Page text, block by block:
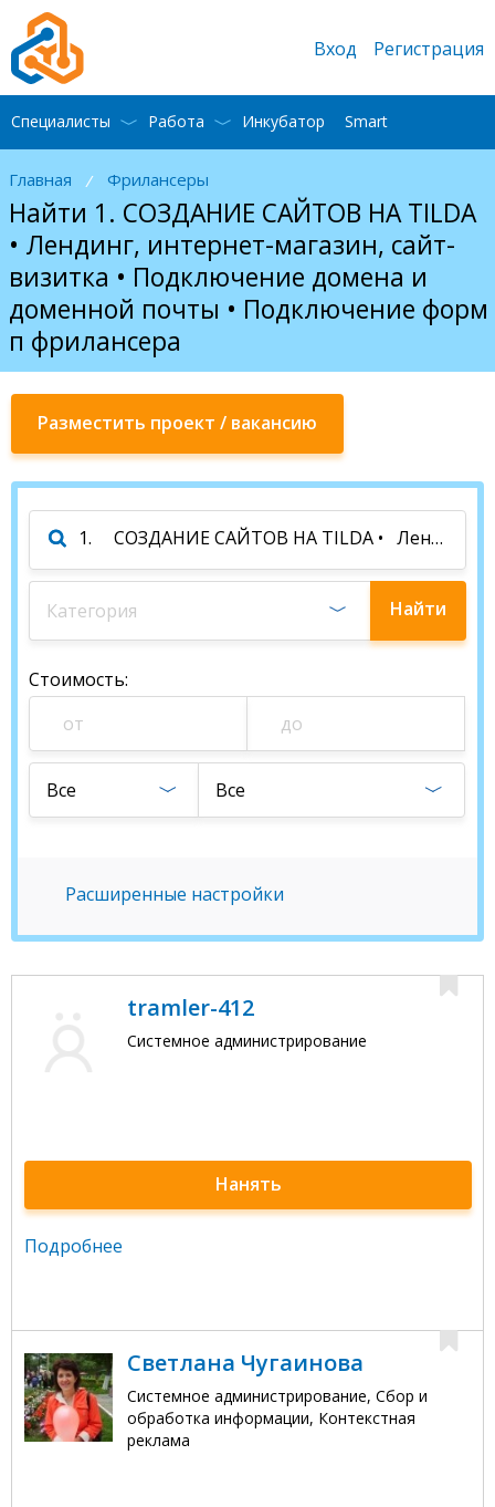
Главная / Фрилансеры
Найти 1. СОЗДАНИЕ САЙТОВ НА TILDA
• Лендинг, интернет-магазин, сайт-
визитка • Подключение домена и
доменной почты • Подключение форм
п фрилансера
Разместить проект / вакансию
Категория Найти
Стоимость:
Все Все
Расширенные настройки
tramler-412
Системное администрирование
Нанять
Подробнее
Светлана Чугаинова
Системное администрирование, Сбор и
обработка информации, Контекстная
реклама
Вход Регистрация
Специалисты Работа Инкубатор Smart